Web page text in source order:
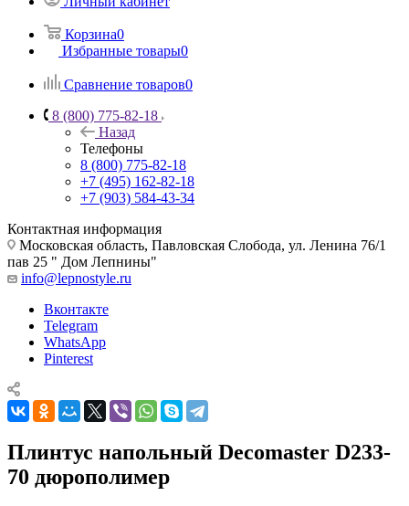
Корзина0
Избранные товары0
Сравнение товаров0
8 (800) 775-82-18
Назад
Телефоны
8 (800) 775-82-18
+7 (495) 162-82-18
+7 (903) 584-43-34
Контактная информация
Московская область, Павловская Слобода, ул. Ленина 76/1
пав 25 " Дом Лепнины"
info@lepnostyle.ru
Вконтакте
Telegram
WhatsApp
Pinterest
Плинтус напольный Decomaster D233-
70 дюрополимер